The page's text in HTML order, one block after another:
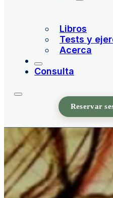
Libros
Tests y
Acerca
Consulta
Reservar